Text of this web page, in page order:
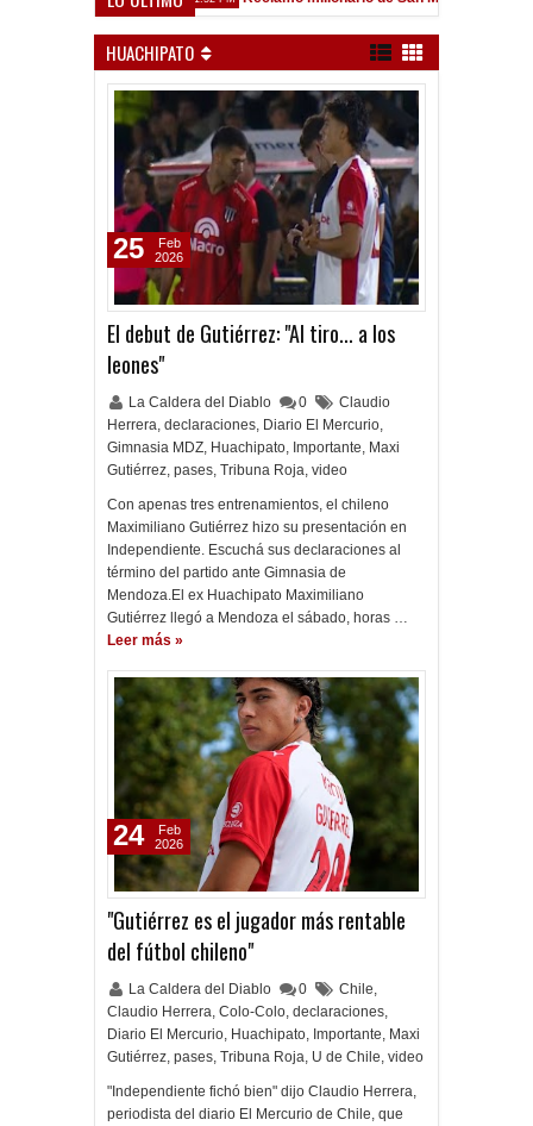
HUACHIPATO
El debut de Gutiérrez: "Al tiro... a los
leones"
La Caldera del Diablo 0
Claudio
Herrera, declaraciones, Diario El Mercurio,
Gimnasia MDZ, Huachipato, Importante, Maxi
Gutiérrez, pases, Tribuna Roja, video
Con apenas tres entrenamientos, el chileno
Maximiliano Gutiérrez hizo su presentación en
Independiente. Escuchá sus declaraciones al
término del partido ante Gimnasia de
Mendoza.El ex Huachipato Maximiliano
Gutiérrez llegó a Mendoza el sábado, horas …
Leer más »
25
Feb
2026
"Gutiérrez es el jugador más rentable
del fútbol chileno"
La Caldera del Diablo 0 Chile,
Claudio Herrera, Colo-Colo, declaraciones,
Diario El Mercurio, Huachipato, Importante, Maxi
Gutiérrez, pases, Tribuna Roja, U de Chile, video
"Independiente fichó bien" dijo Claudio Herrera,
periodista del diario El Mercurio de Chile, que
24
Feb
2026